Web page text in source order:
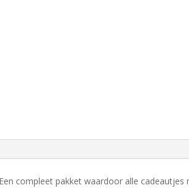
compleet pakket waardoor alle cadeautjes